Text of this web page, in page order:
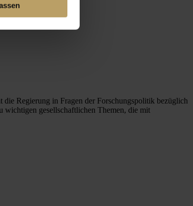
Regierung in Fragen der Forschungspolitik bezüglich
wichtigen gesellschaftlichen Themen, die mit